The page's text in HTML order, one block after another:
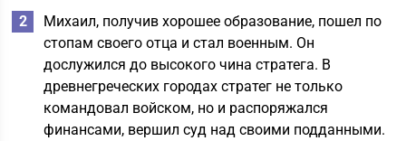
Михаил, получив хорошее образование, пошел по
стопам своего отца и стал военным. Он
дослужился до высокого чина стратега. В
древнегреческих городах стратег не только
командовал войском, но и распоряжался
финансами, вершил суд над своими подданными.